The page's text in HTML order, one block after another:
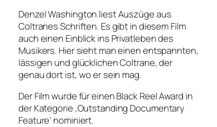
Denzel Washington liest Auszüge aus
Coltranes Schriften. Es gibt in diesem Film
auch einen Einblick ins Privatleben des
Musikers. Hier sieht man einen entspannten,
lässigen und glücklichen Coltrane, der
genau dort ist, wo er sein mag.
Der Film wurde für einen Black Reel Award in
der Kategorie ‚Outstanding Documentary
Feature‘ nominiert.